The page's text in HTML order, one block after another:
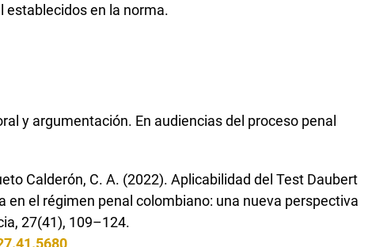
establecidos en la norma.
y argumentación. En audiencias del proceso penal
Calderón, C. A. (2022). Aplicabilidad del Test Daubert
en el régimen penal colombiano: una nueva perspectiva
27(41), 109–124.